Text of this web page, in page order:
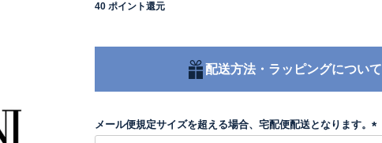
40 ポイント還元
配送方法・ラッピングについて
メール便規定サイズを超える場合、宅配便配送となります。